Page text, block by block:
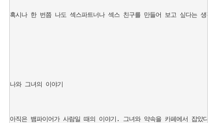
혹시나 한 번쯤 나도 섹스파트너나 섹스 친구를 만들어 보고 싶다는 생
나와 그녀의 이야기
아직은 뱀파이어가 사람일 때의 이야기. 그녀와 약속을 카페에서 잡았